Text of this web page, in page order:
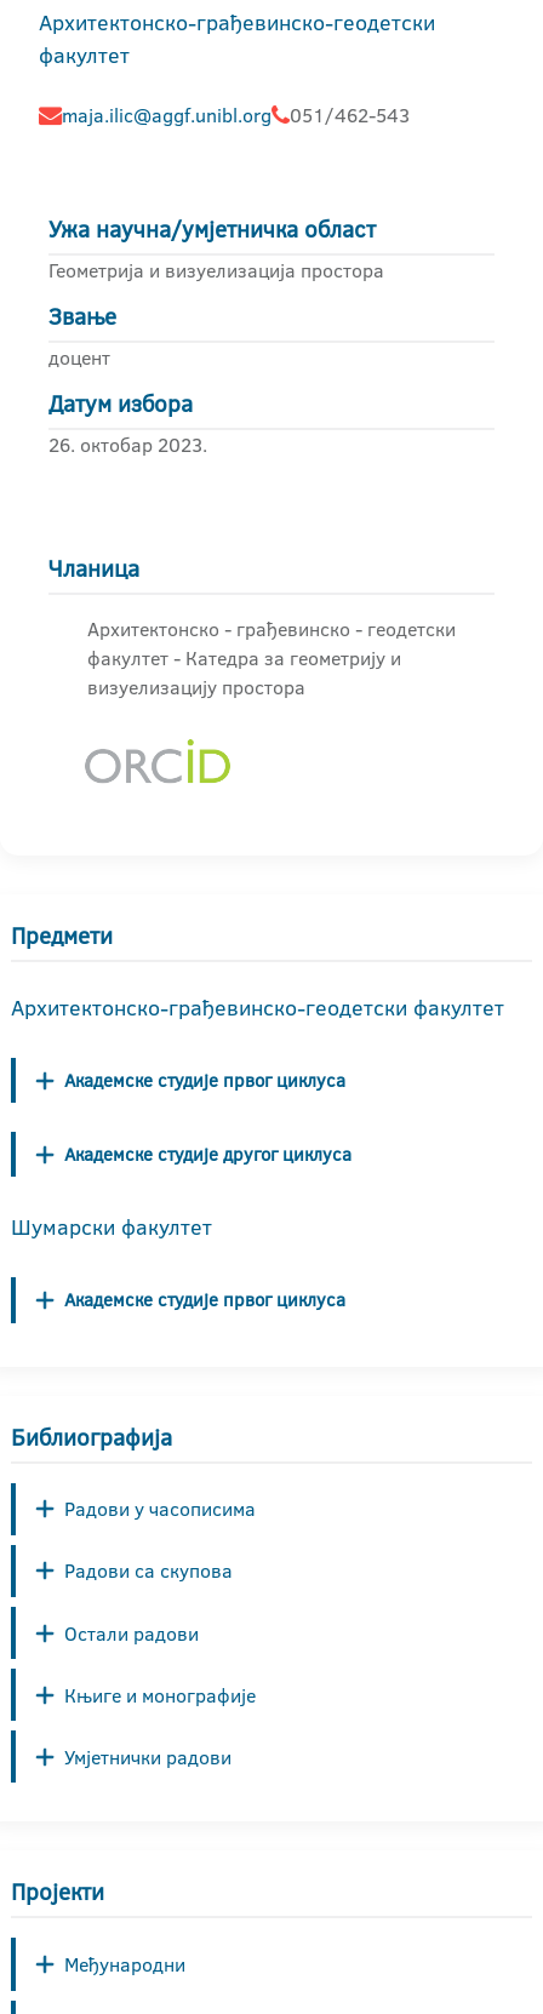
Архитектонско-грађевинско-геодетски
факултет
maja.ilic@aggf.unibl.org 051/462-543
Ужа научна/умјетничка област
Геометрија и визуелизација простора
Звање
доцент
Датум избора
26. октобар 2023.
Чланица
Архитектонско - грађевинскo - геодетски
факултет - Катедра за геометрију и
визуелизацију простора
Предмети
Архитектонско-грађевинско-геодетски факултет
Академске студије првог циклуса
Академске студије другог циклуса
Шумарски факултет
Академске студије првог циклуса
Библиографија
Радови у часописима
Радови са скупова
Остали радови
Књиге и монографије
Умјетнички радови
Пројекти
Међународни